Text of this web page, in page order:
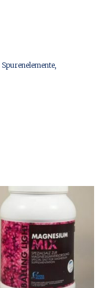
Spurenelemente,